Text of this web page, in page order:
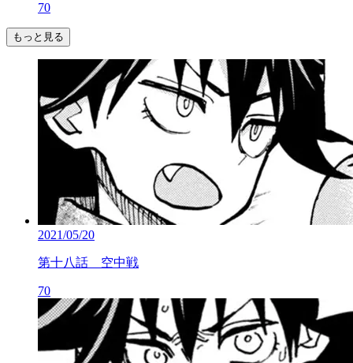
70
もっと見る
2021/05/20
第十八話 空中戦
70